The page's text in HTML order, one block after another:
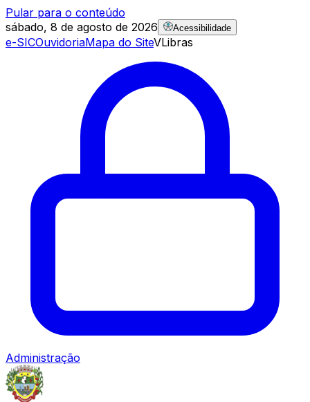
Pular para o conteúdo
sábado, 8 de agosto de 2026
Acessibilidade
e-SICOuvidoriaMapa do SiteVLibras
Administração